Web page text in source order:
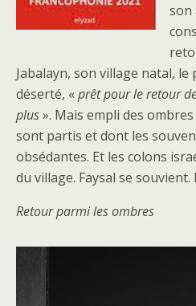
son
Jabalayn, son village natal, le
déserté, «prêt pour le retour
plus». Mais empli des
sont partis et dont les
obsédantes. Et les colons
du village. Faysal se souvient.
Retour parmi les ombres